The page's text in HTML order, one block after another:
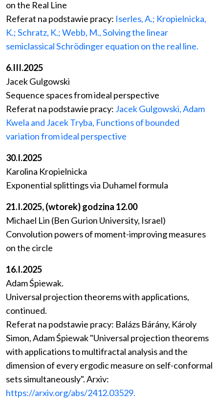
on the Real Line
Referat na podstawie pracy: Iserles, A.; Kropielnicka,
K.; Schratz, K.; Webb, M., Solving the linear
semiclassical Schrödinger equation on the real line.
6.III.2025
Jacek Gulgowski
Sequence spaces from ideal perspective
Referat na podstawie pracy: Jacek Gulgowski, Adam
Kwela and Jacek Tryba, Functions of bounded
variation from ideal perspective
30.I.2025
Karolina Kropielnicka
Exponential splittings via Duhamel formula
21.I.2025, (wtorek) godzina 12.00
Michael Lin (Ben Gurion University, Israel)
Convolution powers of moment-improving measures
on the circle
16.I.2025
Adam Śpiewak.
Universal projection theorems with applications,
continued.
Referat na podstawie pracy: Balázs Bárány, Károly
Simon, Adam Śpiewak "Universal projection theorems
with applications to multifractal analysis and the
dimension of every ergodic measure on self-conformal
sets simultaneously". Arxiv:
https://arxiv.org/abs/2412.03529.